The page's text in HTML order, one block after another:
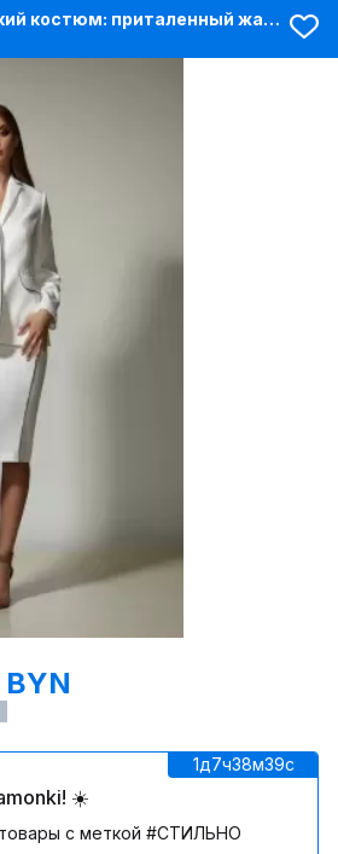
Деловой женский костюм: приталенный жакет и юбка с воротником-английский
1д7ч38м39c
☀️
с меткой #СТИЛЬНО